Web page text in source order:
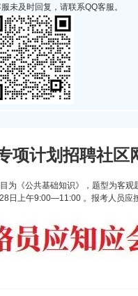
未及时回复，请联系QQ客服。
项计划招聘社区
为《公共基础知识》，题型为客
日上午9:00—11:00 。报考人员应